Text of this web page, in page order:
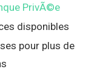
PrivÃ©e
disponibles
pour plus de